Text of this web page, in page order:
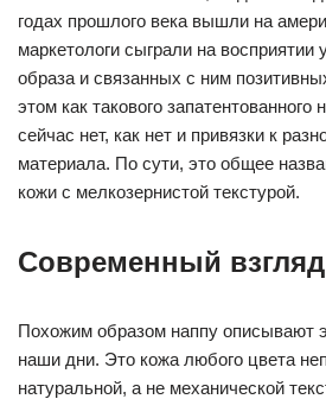
годах прошлого века вышли на
маркетологи сыграли на
образа и связанных с ним
этом как такового запатентованного
сейчас нет, как нет и привязки к
материала. По сути, это общее
кожи с мелкозернистой текстурой.
Современный взгляд
Похожим образом наппу описывают
наши дни. Это кожа любого цвета
натуральной, а не механической